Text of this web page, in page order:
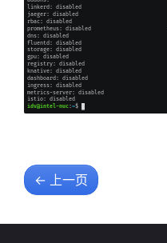
← 上一页